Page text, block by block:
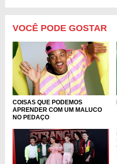
VOCÊ PODE GOSTAR
COISAS QUE PODEMOS
APRENDER COM UM MALUCO
NO PEDAÇO